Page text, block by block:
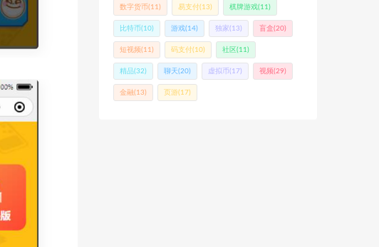
数字货币(11) 易支付(13) 棋牌游戏(11)
比特币(10) 游戏(14) 独家(13) 盲盒(20)
短视频(11) 码支付(10) 社区(11)
精品(32) 聊天(20) 虚拟币(17) 视频(29)
金融(13) 页游(17)